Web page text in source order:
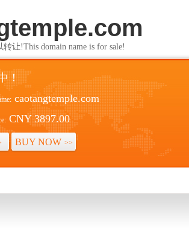
让!This domain name is for sale!
！
caotangtemple.com
CNY 3897.00
BUY NOW >>